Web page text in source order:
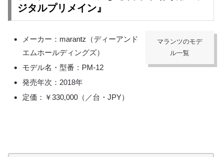
ジタルプリメイン』
メーカー：marantz（ディーアンド
エムホールディングズ）
モデル名・型番：PM-12
発売年次：2018年
定価：￥330,000（／台・JPY）
マランツのモデ
ル一覧